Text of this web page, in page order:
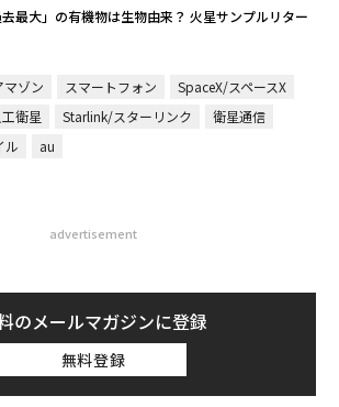
最大」の有機物は生物由来？ 火星サンプルリター
ゾン スマートフォン
SpaceX/スペースX
工衛星 Starlink/スターリンク
衛星通信
ル
au
advertisement
のメールマガジンに登録
無料登録